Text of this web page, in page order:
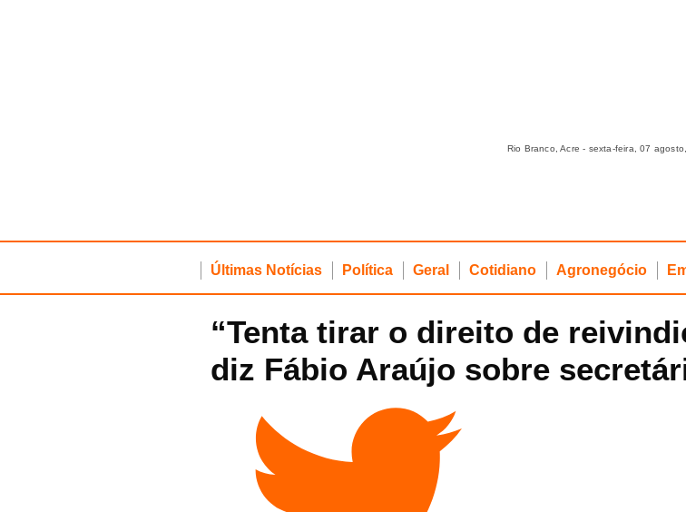
Rio Branco, Acre - sexta-feira, 07
Últimas Notícias Política Geral Cotidiano Agronegócio
“Tenta tirar o direito de
diz Fábio Araújo sobre